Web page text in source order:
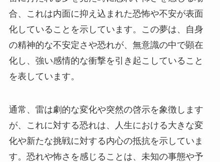
合、これは内面に抑え込まれた恐怖や不安が表面
化していることを示しています。この夢は、自身
の精神的な不安定さや恐れが、無意識の中で顕在
化し、強い感情的な衝撃を引き起こしていること
を表しています。
通常、雷は劇的な変化や突然の啓示を象徴します
が、これに対する恐れは、人生における大きな変
化や新たな挑戦に対する内心の抵抗を示していま
す。恐れや怖さを感じることは、未知の事態や予